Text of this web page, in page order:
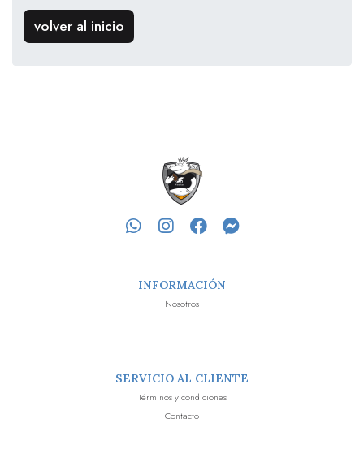
volver al inicio
INFORMACIÓN
Nosotros
SERVICIO AL CLIENTE
Términos y condiciones
Contacto